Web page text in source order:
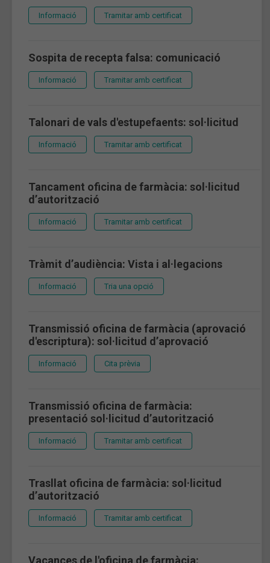
Informació Tramitar amb certificat
Sospita de recepta falsa: comunicació
Informació Tramitar amb certificat
Talonari de vals d'estupefaents: sol·licitud
Informació Tramitar amb certificat
Tancament oficina de farmàcia: sol·licitud
d’autorització
Informació Tramitar amb certificat
Tràmit d’audiència: Vista i al·legacions
Informació Tria una opció
Transmissió oficina de farmàcia (aprovació
d'escriptura): sol·licitud d’aprovació
Informació Cita prèvia
Transmissió oficina de farmàcia:
presentació sol·licitud d’autorització
Informació Tramitar amb certificat
Trasllat oficina de farmàcia: sol·licitud
d’autorització
Informació Tramitar amb certificat
Vacances de l'oficina de farmàcia: